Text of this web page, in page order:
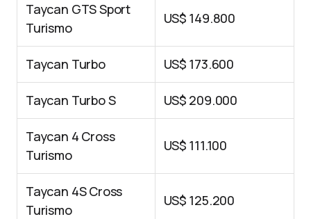
Taycan GTS Sport
Turismo
US$ 149.800
Taycan Turbo US$ 173.600
Taycan Turbo S US$ 209.000
Taycan 4 Cross
Turismo
US$ 111.100
Taycan 4S Cross
Turismo
US$ 125.200